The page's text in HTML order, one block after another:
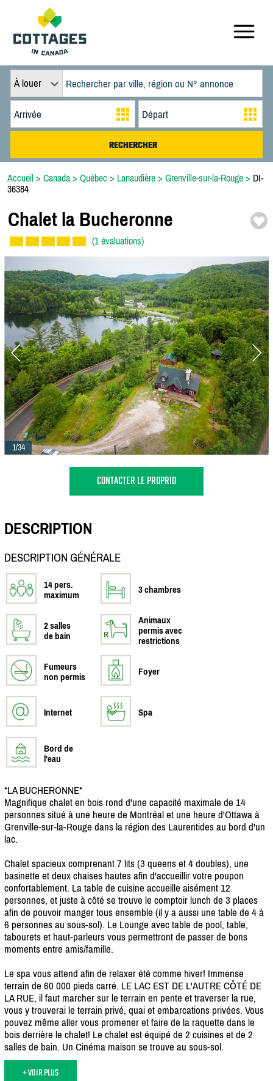
À louer
Accueil > Canada > Québec > Lanaudière > Grenville-sur-la-Rouge > DI-
36384
Chalet la Bucheronne
(1 évaluations)
1/34
CONTACTER LE PROPRIO
DESCRIPTION
DESCRIPTION GÉNÉRALE
14 pers.
maximum
3 chambres
2 salles
de bain
Animaux
permis avec
restrictions
Fumeurs
non permis
Foyer
Internet Spa
Bord de
l'eau
*LA BUCHERONNE*
Magnifique chalet en bois rond d'une capacité maximale de 14
personnes situé à une heure de Montréal et une heure d'Ottawa à
Grenville-sur-la-Rouge dans la région des Laurentides au bord d'un
lac.
Chalet spacieux comprenant 7 lits (3 queens et 4 doubles), une
basinette et deux chaises hautes afin d'accueillir votre poupon
confortablement. La table de cuisine accueille aisément 12
personnes, et juste à côté se trouve le comptoir lunch de 3 places
afin de pouvoir manger tous ensemble (il y a aussi une table de 4 à
6 personnes au sous-sol). Le Lounge avec table de pool, table,
tabourets et haut-parleurs vous permettront de passer de bons
moments entre amis/famille.
Le spa vous attend afin de relaxer été comme hiver! Immense
terrain de 60 000 pieds carré. LE LAC EST DE L'AUTRE CÔTÉ DE
LA RUE, il faut marcher sur le terrain en pente et traverser la rue,
vous y trouverai le terrain privé, quai et embarcations privées. Vous
pouvez même aller vous promener et faire de la raquette dans le
bois derrière le chalet! Le chalet est équipé de 2 cuisines et de 2
salles de bain. Un Cinéma maison se trouve au sous-sol.
+ VOIR PLUS